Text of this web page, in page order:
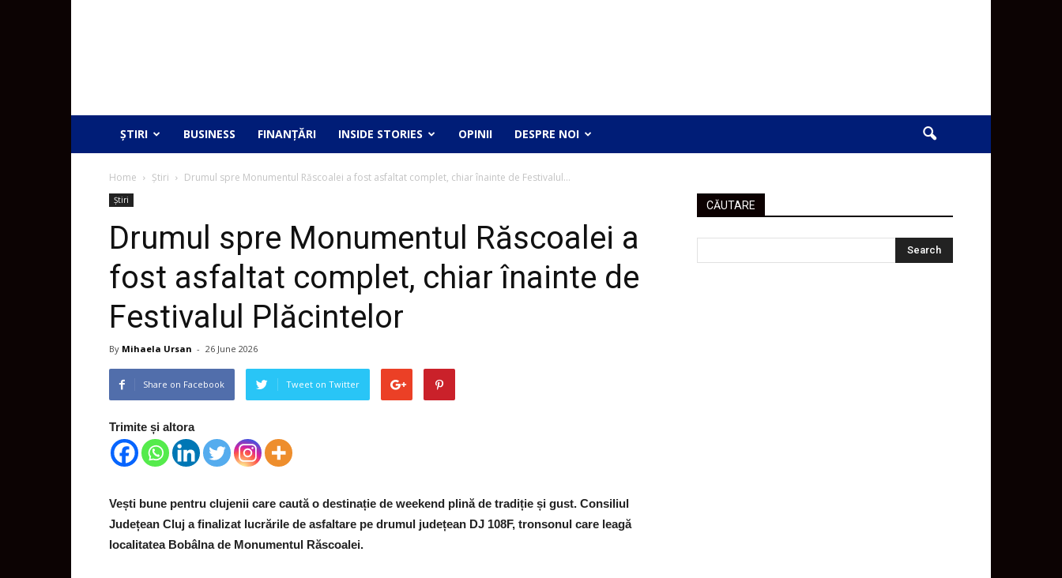
ȘTIRI BUSINESS FINANȚĂRI INSIDE STORIES OPINII DESPRE NOI
Home Știri Drumul spre Monumentul Răscoalei a fost asfaltat complet, chiar înainte de Festivalul...
Știri
Drumul spre Monumentul Răscoalei a
fost asfaltat complet, chiar înainte de
Festivalul Plăcintelor
By Mihaela Ursan - 26 June 2026
Share on Facebook Tweet on Twitter
Trimite și altora
Vești bune pentru clujenii care caută o destinație de weekend plină de tradiție și gust. Consiliul
Județean Cluj a finalizat lucrările de asfaltare pe drumul județean DJ 108F, tronsonul care leagă
localitatea Bobâlna de Monumentul Răscoalei.
CĂUTARE